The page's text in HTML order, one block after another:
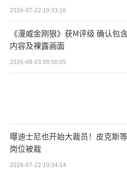
2026-07-22 10:33:16
《漫威金刚狼》获M评级 确认包
内容及裸露画面
2026-08-03 09:50:05
曝迪士尼也开始大裁员！皮克斯
岗位被裁
2026-07-22 10:34:14